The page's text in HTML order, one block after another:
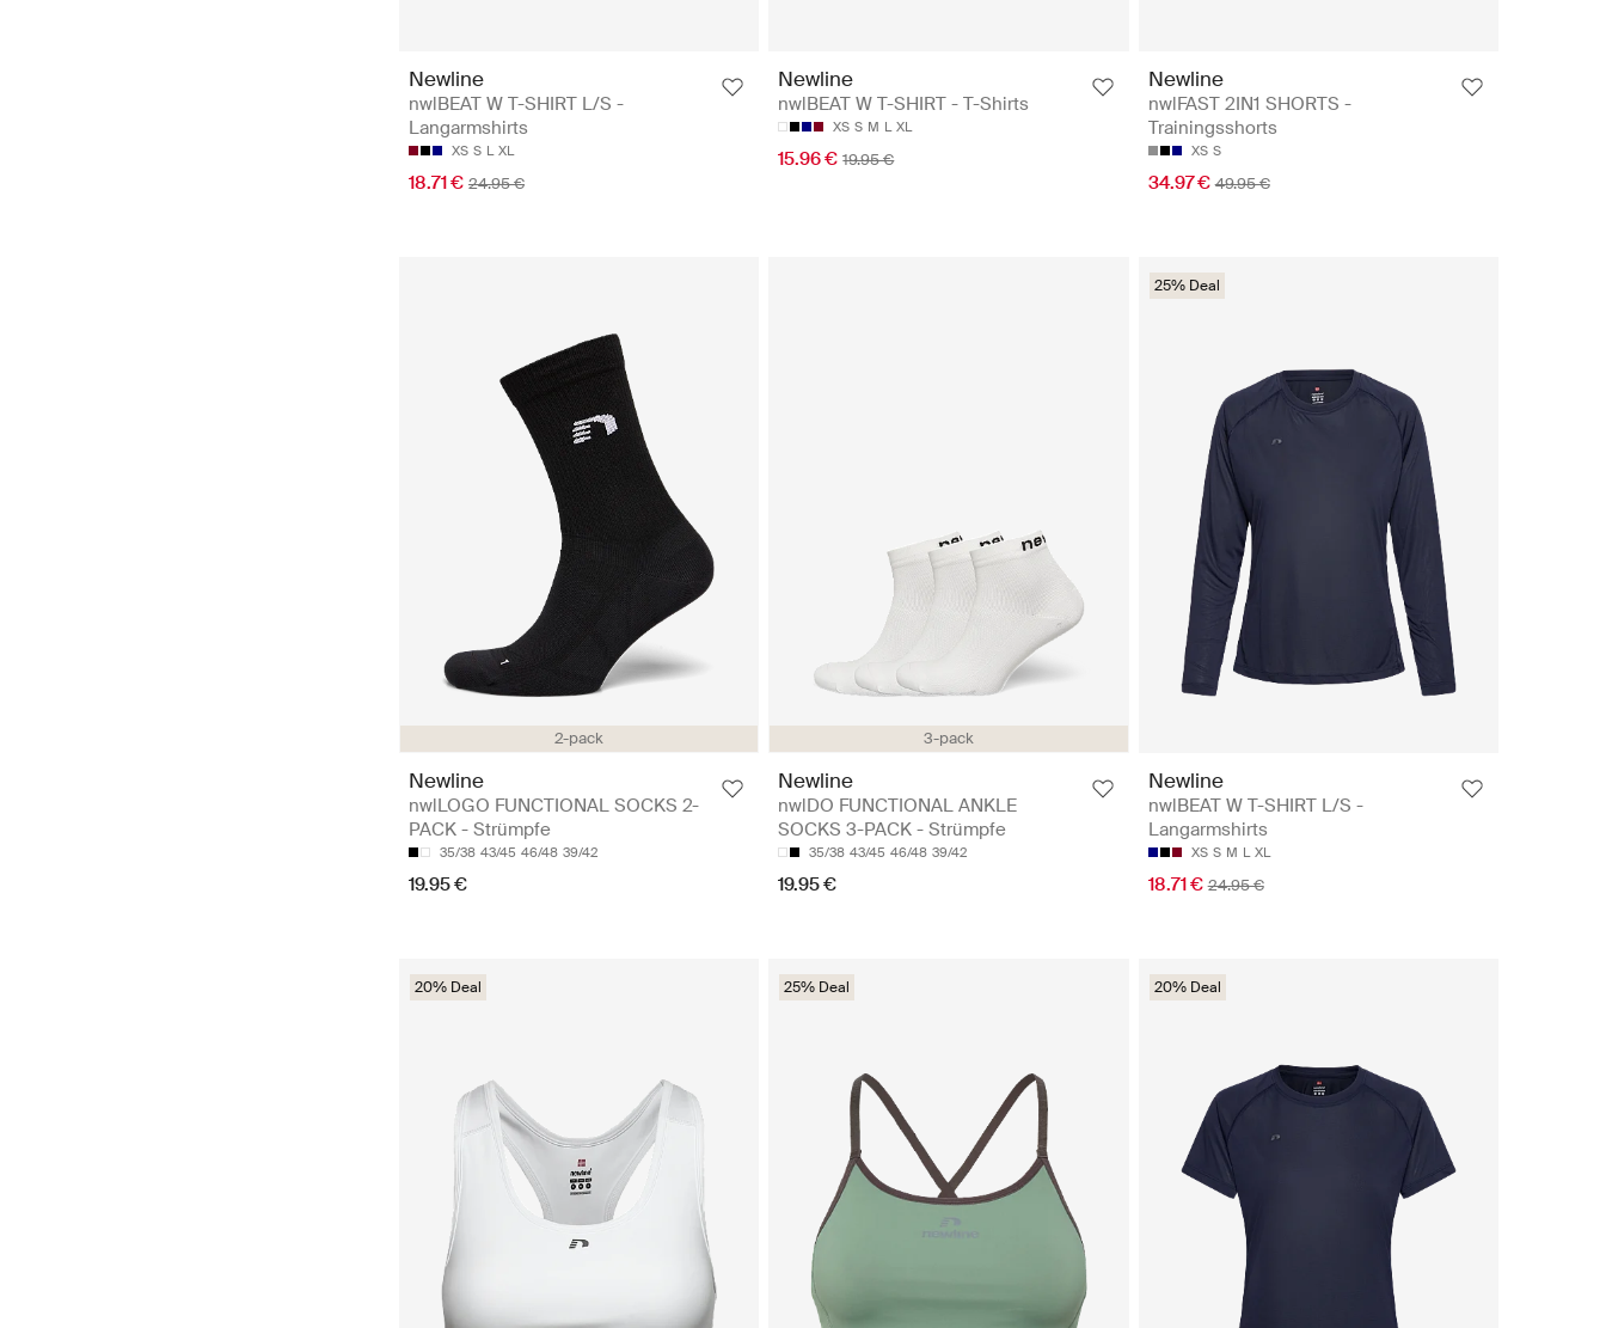
Newline
nwlBEAT W T-SHIRT L/S -
Langarmshirts
XS S L XL
18.71 € 24.95 €
Newline
nwlBEAT W T-SHIRT - T-Shirts
XS S M L XL
15.96 € 19.95 €
Newline
nwlFAST 2IN1 SHORTS -
Trainingsshorts
XS S
34.97 € 49.95 €
2-pack
Newline
nwlLOGO FUNCTIONAL SOCKS 2-
PACK - Strümpfe
35/38 43/45 46/48 39/42
19.95 €
3-pack
Newline
nwlDO FUNCTIONAL ANKLE
SOCKS 3-PACK - Strümpfe
35/38 43/45 46/48 39/42
19.95 €
25% Deal
Newline
nwlBEAT W T-SHIRT L/S -
Langarmshirts
XS S M L XL
18.71 € 24.95 €
20% Deal 25% Deal 20% Deal